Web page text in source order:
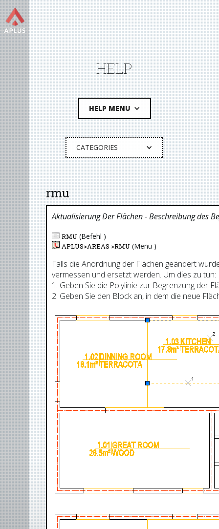
HELP
HELP MENU
CATEGORIES
rmu
Aktualisierung Der Flächen- Beschreibung des
RMU (Befehl )
APLUS>AREAS >RMU (Menü )
Falls die Anordnung der Flächen geändert
vermessen und ersetzt werden. Um dies zu tun:
1. Geben Sie die Polylinie zur Begrenzung der
2. Geben Sie den Block an, in dem die neue